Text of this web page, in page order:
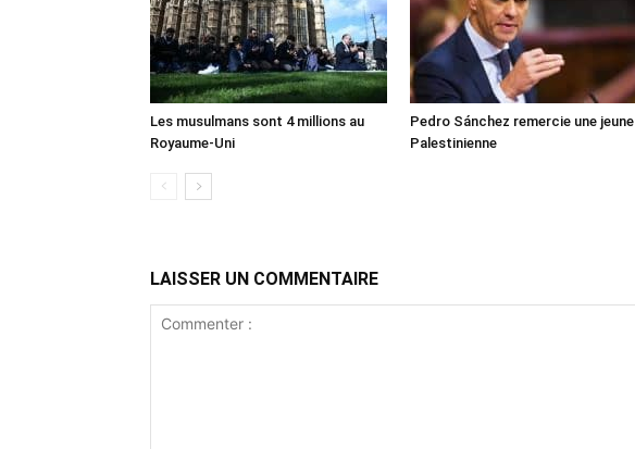
Les musulmans sont 4 millions au
Royaume-Uni
Pedro Sánchez remercie une jeune
Palestinienne
LAISSER UN COMMENTAIRE